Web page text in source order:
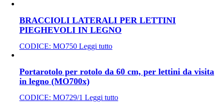
BRACCIOLI LATERALI PER LETTINI
PIEGHEVOLI IN LEGNO
CODICE: MO750 Leggi tutto
Portarotolo per rotolo da 60 cm, per lettini da visita
in legno (MO700x)
CODICE: MO729/1 Leggi tutto